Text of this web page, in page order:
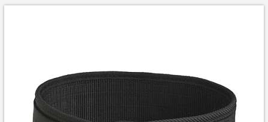
OUTLET OBLEČENÍ Posilovací stroje
Značky